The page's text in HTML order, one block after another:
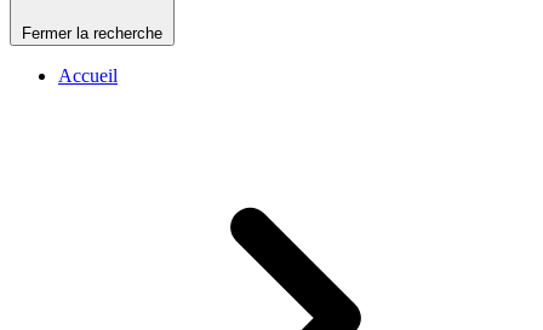
Fermer la recherche
Accueil